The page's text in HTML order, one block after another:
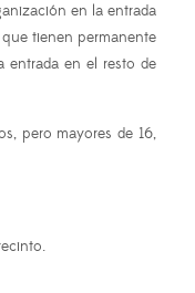
en la entrada
tienen permanente
entrada en el resto de
pero mayores de 16,